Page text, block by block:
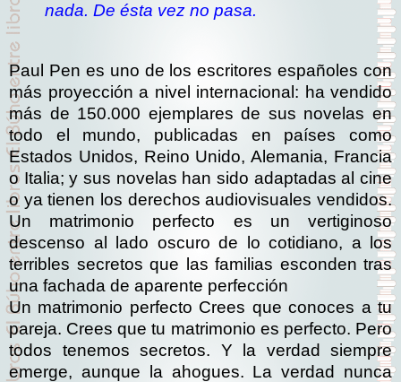
nada. De ésta vez no pasa.
Paul Pen es uno de los escritores españoles con
más proyección a nivel internacional: ha vendido
más de 150.000 ejemplares de sus novelas en
todo el mundo, publicadas en países como
Estados Unidos, Reino Unido, Alemania, Francia
o Italia; y sus novelas han sido adaptadas al cine
o ya tienen los derechos audiovisuales vendidos.
Un matrimonio perfecto es un vertiginoso
descenso al lado oscuro de lo cotidiano, a los
terribles secretos que las familias esconden tras
una fachada de aparente perfección
Un matrimonio perfecto Crees que conoces a tu
pareja. Crees que tu matrimonio es perfecto. Pero
todos tenemos secretos. Y la verdad siempre
emerge, aunque la ahogues. La verdad nunca